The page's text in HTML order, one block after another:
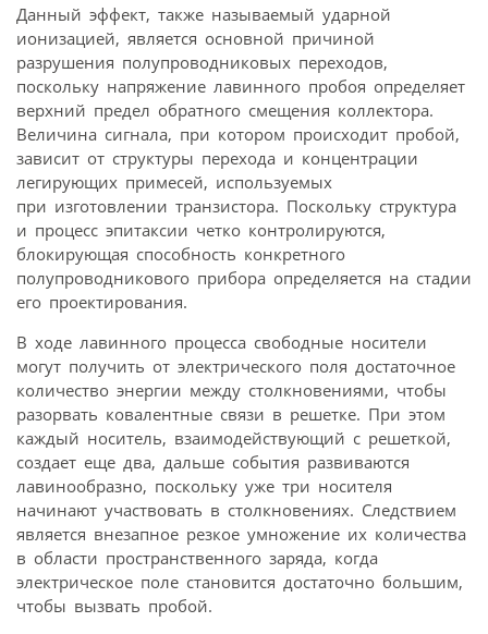
Данный эффект, также называемый ударной
ионизацией, является основной причиной
разрушения полупроводниковых переходов,
поскольку напряжение лавинного пробоя определяет
верхний предел обратного смещения коллектора.
Величина сигнала, при котором происходит пробой,
зависит от структуры перехода и концентрации
легирующих примесей, используемых
при изготовлении транзистора. Поскольку структура
и процесс эпитаксии четко контролируются,
блокирующая способность конкретного
полупроводникового прибора определяется на стадии
его проектирования.
В ходе лавинного процесса свободные носители
могут получить от электрического поля достаточное
количество энергии между столкновениями, чтобы
разорвать ковалентные связи в решетке. При этом
каждый носитель, взаимодействующий с решеткой,
создает еще два, дальше события развиваются
лавинообразно, поскольку уже три носителя
начинают участвовать в столкновениях. Следствием
является внезапное резкое умножение их количества
в области пространственного заряда, когда
электрическое поле становится достаточно большим,
чтобы вызвать пробой.